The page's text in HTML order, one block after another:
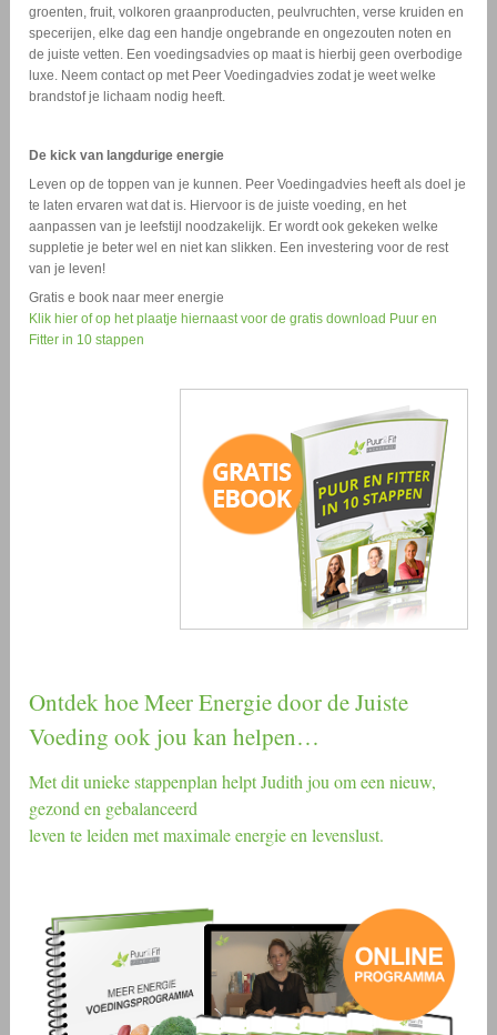
groenten, fruit, volkoren graanproducten, peulvruchten, verse kruiden en
specerijen, elke dag een handje ongebrande en ongezouten noten en
de juiste vetten. Een voedingsadvies op maat is hierbij geen overbodige
luxe. Neem contact op met Peer Voedingadvies zodat je weet welke
brandstof je lichaam nodig heeft.
De kick van langdurige energie
Leven op de toppen van je kunnen. Peer Voedingadvies heeft als doel je
te laten ervaren wat dat is. Hiervoor is de juiste voeding, en het
aanpassen van je leefstijl noodzakelijk. Er wordt ook gekeken welke
suppletie je beter wel en niet kan slikken. Een investering voor de rest
van je leven!
Gratis e book naar meer energie
Klik hier of op het plaatje hiernaast voor de gratis download Puur en
Fitter in 10 stappen
Ontdek hoe Meer Energie door de Juiste
Voeding ook jou kan helpen…
Met dit unieke stappenplan helpt Judith jou om een nieuw,
gezond en gebalanceerd
leven te leiden met maximale energie en levenslust.